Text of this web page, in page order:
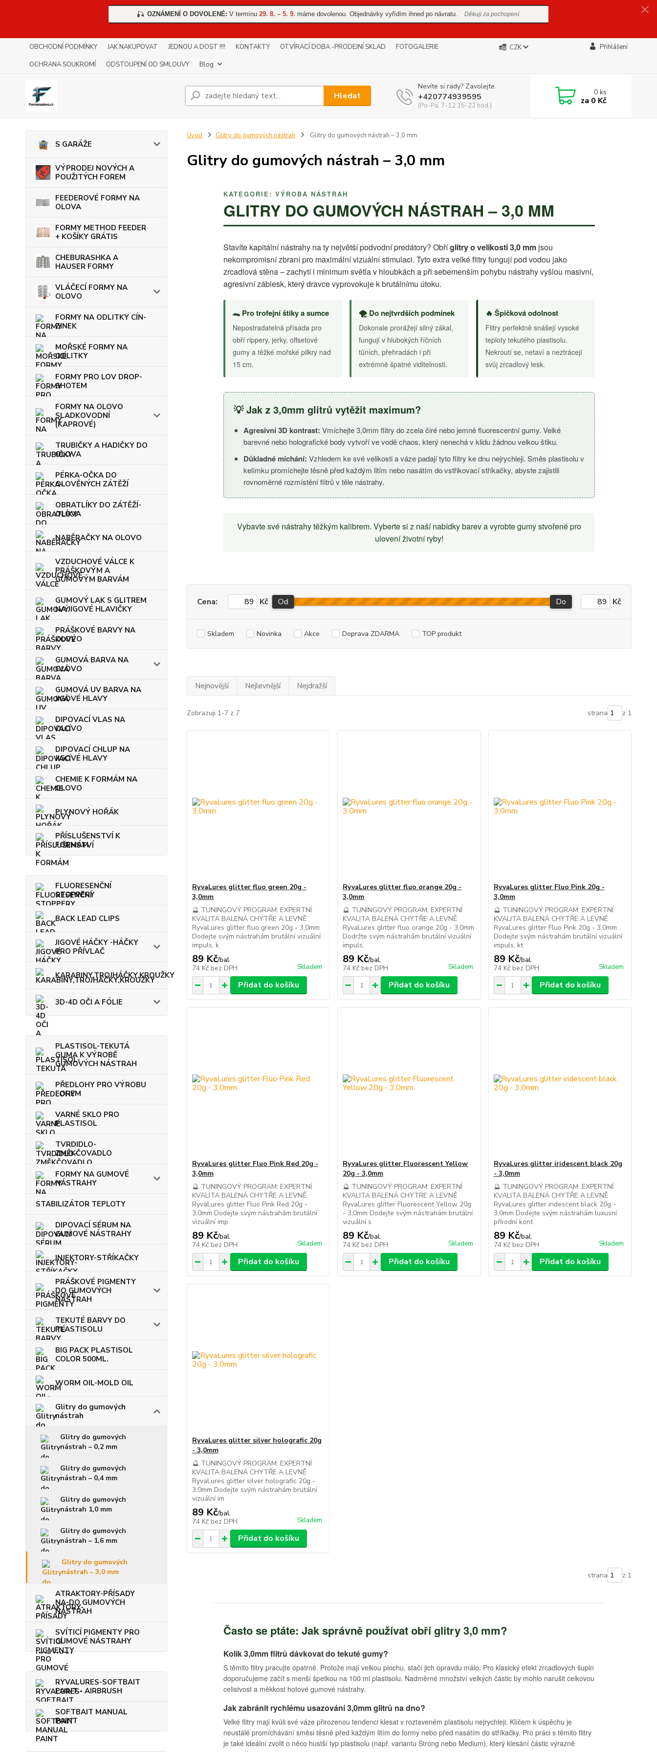
🎣 OZNÁMENÍ O DOVOLENÉ: V termínu 29. 8. – 5. 9. máme dovolenou. Objednávky vyřídím ihned po návratu. Děkuji za pochopení.
OBCHODNÍ PODMÍNKY JAK NAKUPOVAT JEDNOU A DOST !!!! KONTAKTY OTVÍRACÍ DOBA -PRODEJNÍ SKLAD
FOTOGALERIE
OCHRANA SOUKROMÍ
ODSTOUPENÍ OD SMLOUVY Blog
CZK Přihlášení
Hledat
Nevíte si rady? Zavolejte.
+420774939595
(Po-Pá, 7-12 15-22 hod.)
0ks
za 0 Kč
S GARÁŽE
VÝPRODEJ NOVÝCH A
POUŽITÝCH FOREM
FEEDEROVÉ FORMY NA
OLOVA
FORMY METHOD FEEDER
+ KOŠÍKY GRÁTIS
CHEBURASHKA A
HAUSER FORMY
VLÁČECÍ FORMY NA
OLOVO
FORMY NA ODLITKY CÍN-
ZINEK
MOŘSKÉ FORMY NA
ODLITKY
FORMY PRO LOV DROP-
SHOTEM
FORMY NA OLOVO
SLADKOVODNÍ
(KAPROVÉ)
TRUBIČKY A HADIČKY DO
OLOVA
PÉRKA-OČKA DO
OLOVĚNÝCH ZÁTĚŽÍ
OBRATLÍKY DO ZÁTĚŽÍ-
OLOVA
NABĚRAČKY NA OLOVO
VZDUCHOVÉ VÁLCE K
PRÁŠKOVÝM A
GUMOVÝM BARVÁM
GUMOVÝ LAK S GLITREM
NA JIGOVÉ HLAVIČKY
PRÁŠKOVÉ BARVY NA
OLOVO
GUMOVÁ BARVA NA
OLOVO
GUMOVÁ UV BARVA NA
JIGOVÉ HLAVY
DIPOVACÍ VLAS NA
OLOVO
DIPOVACÍ CHLUP NA
JIGOVÉ HLAVY
CHEMIE K FORMÁM NA
OLOVO
PLYNOVÝ HOŘÁK
PŘÍSLUŠENSTVÍ K
FORMÁM
FLUORESENČNÍ
STOPPERY
BACK LEAD CLIPS
JIGOVÉ HÁČKY -HÁČKY
PRO PŘÍVLAČ
KARABINY,TROJHÁČKY,KROUŽKY
3D-4D OČI A FÓLIE
PLASTISOL-TEKUTÁ
GUMA K VÝROBĚ
GUMOVÝCH NÁSTRAH
PŘEDLOHY PRO VÝROBU
FOREM
VARNÉ SKLO PRO
PLASTISOL
TVRDIDLO-
ZMĚKČOVADLO
FORMY NA GUMOVÉ
NÁSTRAHY
STABILIZÁTOR TEPLOTY
DIPOVACÍ SÉRUM NA
GUMOVÉ NÁSTRAHY
INJEKTORY-STŘÍKAČKY
PRÁŠKOVÉ PIGMENTY
DO GUMOVÝCH
NÁSTRAH
TEKUTÉ BARVY DO
PLASTISOLU
BIG PACK PLASTISOL
COLOR 500ML.
WORM OIL-MOLD OIL
Glitry do gumových
nástrah
Glitry do gumových
nástrah – 0,2 mm
Glitry do gumových
nástrah – 0,4 mm
Glitry do gumových
nástrah 1,0 mm
Glitry do gumových
nástrah – 1,6 mm
Glitry do gumových
nástrah – 3,0 mm
ATRAKTORY-PŘÍSADY
NA-DO GUMOVÝCH
NÁSTRAH
SVÍTICÍ PIGMENTY PRO
GUMOVÉ NÁSTRAHY
RYVALURES-SOFTBAIT
PAINT - AIRBRUSH
SOFTBAIT MANUAL
PAINT
Úvod Glitry do gumových nástrah Glitry do gumových nástrah – 3,0 mm
Glitry do gumových nástrah – 3,0 mm
KATEGORIE: VÝROBA NÁSTRAH
GLITRY DO GUMOVÝCH NÁSTRAH – 3,0 MM
Stavíte kapitální nástrahy na ty největší podvodní predátory? Obříglitry o velikosti 3,0 mmjsou
nekompromisní zbraní pro maximální vizuální stimulaci. Tyto extra velké flitry fungují pod vodou jako
zrcadlová stěna – zachytí i minimum světla v hloubkách a při sebemenším pohybu nástrahy vyšlou masivní,
agresivní záblesk, který dravce vyprovokuje k brutálnímu útoku.
🐊 Pro trofejní štiky a sumce
Nepostradatelná přísada pro
obří rippery, jerky, offsetové
gumy a těžké mořské pilkry nad
15 cm.
🌪️ Do nejtvrdších podmínek
Dokonale prorážejí silný zákal,
fungují v hlubokých říčních
tůních, přehradách i při
extrémně špatné viditelnosti.
🔥 Špičková odolnost
Flitry perfektně snášejí vysoké
teploty tekutého plastisolu.
Nekroutí se, netaví a neztrácejí
svůj zrcadlový lesk.
💡 Jak z 3,0mm glitrů vytěžit maximum?
Agresivní 3D kontrast: Vmíchejte 3,0mm flitry do zcela čiré nebo jemně fluorescentní gumy. Velké
barevné nebo holografické body vytvoří ve vodě chaos, který nenechá v klidu žádnou velkou štiku.
Důkladné míchání: Vzhledem ke své velikosti a váze padají tyto flitry ke dnu nejrychleji. Směs plastisolu v
kelímku promíchejte těsně před každým litím nebo nasátím do vstřikovací stříkačky, abyste zajistili
rovnoměrné rozmístění flitrů v těle nástrahy.
Vybavte své nástrahy těžkým kalibrem. Vyberte si z naší nabídky barev a vyrobte gumy stvořené pro
ulovení životní ryby!
Cena: Kč Od Do Kč
Skladem Novinka Akce Doprava ZDARMA TOP produkt
Nejnovější Nejlevnější Nejdražší
Zobrazuji 1-7 z 7 strana z 1
RyvaLures glitter fluo green 20g -
3,0mm
🔮 TUNINGOVÝ PROGRAM: EXPERTNÍ
KVALITA BALENÁ CHYTŘE A LEVNĚ
RyvaLures glitter fluo green 20g - 3,0mm
Dodejte svým nástrahám brutální vizuální
impuls, k
89 Kč/bal.
74 Kč bez DPH Skladem
Přidat do košíku
RyvaLures glitter fluo orange 20g -
3,0mm
🔮 TUNINGOVÝ PROGRAM: EXPERTNÍ
KVALITA BALENÁ CHYTŘE A LEVNĚ
RyvaLures glitter fluo orange 20g - 3,0mm
Dodržte svým nástrahám brutální vizuální
impuls,
89 Kč/bal.
74 Kč bez DPH Skladem
Přidat do košíku
RyvaLures glitter Fluo Pink 20g -
3,0mm
🔮 TUNINGOVÝ PROGRAM: EXPERTNÍ
KVALITA BALENÁ CHYTŘE A LEVNÊ
RyvaLures glitter Fluo Pink 20g - 3,0mm
Dodejte svým nástrahám brutální vizuální
impuls, kt
89 Kč/bal.
74 Kč bez DPH Skladem
Přidat do košíku
RyvaLures glitter Fluo Pink Red 20g -
3,0mm
🔮 TUNINGOVÝ PROGRAM: EXPERTNÍ
KVALITA BALENÁ CHYTŘE A LEVNĚ
RyvaLures glitter Fluo Pink Red 20g -
3,0mm Dodejte svým nástrahám brutální
vizuální imp
89 Kč/bal.
74 Kč bez DPH Skladem
Přidat do košíku
RyvaLures glitter Fluorescent Yellow
20g - 3,0mm
🔮 TUNINGOVÝ PROGRAM: EXPERTNÍ
KVALITA BALENÁ CHYTRE A LEVNĚ
RyvaLures glitter Fluorescent Yellow 20g
- 3,0mm Dodejte svým nástrahám brutální
vizuální s
89 Kč/bal.
74 Kč bez DPH Skladem
Přidat do košíku
RyvaLures glitter iridescent black 20g
- 3,0mm
🔮 TUNINGOVÝ PROGRAM: EXPERTNÍ
KVALITA BALENÁ CHYTŘE A LEVNĚ
RyvaLures glitter iridescent black 20g -
3,0mm Dodejte svým nástrahám luxusní
přírodní kont
89 Kč/bal.
74 Kč bez DPH Skladem
Přidat do košíku
RyvaLures glitter silver holografic 20g
- 3,0mm
🔮 TUNINGOVÝ PROGRAM: EXPERTNÍ
KVALITA BALENÁ CHYTŘE A LEVNĚ
RyvaLures glitter silver holografic 20g -
3,0mm Dodejte svým nástrahám brutální
vizuální im
89 Kč/bal.
74 Kč bez DPH Skladem
Přidat do košíku
strana z 1
Často se ptáte: Jak správně používat obří glitry 3,0 mm?
Kolik 3,0mm flitrů dávkovat do tekuté gumy?
S těmito flitry pracujte opatrně. Protože mají velkou plochu, stačí jich opravdu málo. Pro klasický efekt zrcadlových šupin
doporučujeme začít s menší špetkou na 100 ml plastisolu. Nadměrné množství velkých částic by mohlo narušit celkovou
celistvost a měkkost hotové gumové nástrahy.
Jak zabránit rychlému usazování 3,0mm glitrů na dno?
Velké flitry mají kvůli své váze přirozenou tendenci klesat v roztaveném plastisolu nejrychleji. Klíčem k úspěchu je
neustálé promíchávání směsi těsně před každým litím do formy nebo před nasátím do stříkačky. Pro práci s těmito flitry
je také ideální zvolit o něco hustší typ plastisolu (např. variantu Strong nebo Medium), který klesání částic výrazně